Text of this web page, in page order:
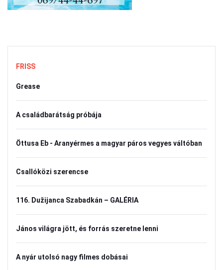
FRISS
Grease
A családbarátság próbája
Öttusa Eb - Aranyérmes a magyar páros vegyes váltóban
Csallóközi szerencse
116. Dužijanca Szabadkán – GALÉRIA
János világra jött, és forrás szeretne lenni
A nyár utolsó nagy filmes dobásai